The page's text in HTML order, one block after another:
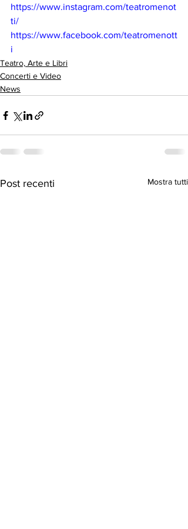
https://www.instagram.com/teatromenot
ti/
https://www.facebook.com/teatromenott
i
Teatro, Arte e Libri
Concerti e Video
News
Post recenti Mostra tutti